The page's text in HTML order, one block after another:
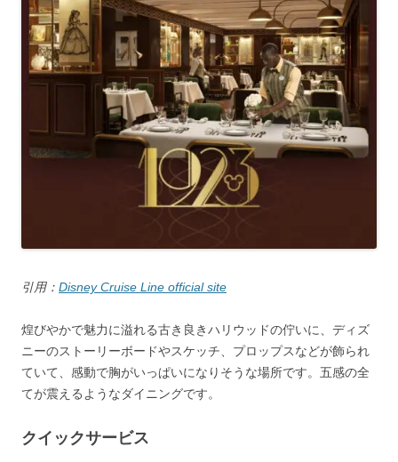
引用： Disney Cruise Line official site
煌びやかで魅力に溢れる古き良きハリウッドの佇いに、ディズ
ニーのストーリーボードやスケッチ、プロップスなどが飾られ
ていて、感動で胸がいっぱいになりそうな場所です。五感の全
てが震えるようなダイニングです。
クイックサービス